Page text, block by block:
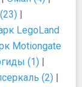
|
LegoLand
Motiongate
(1) |
(2) |